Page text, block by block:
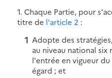
1. Chaque Partie, pour
titre de l'article 2 :
Adopte des
au niveau national six
l'entrée en vigueur
égard ; et